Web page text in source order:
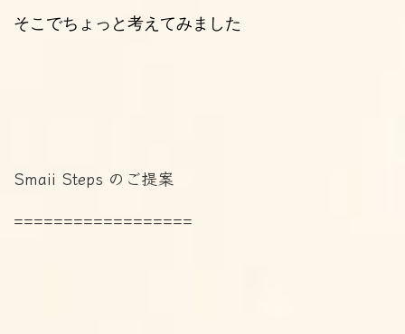
そこでちょっと考えてみました
Smaii Steps のご提案
==================